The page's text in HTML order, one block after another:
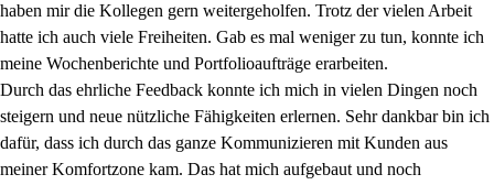
haben mir die Kollegen gern weitergeholfen. Trotz der vielen Arbeit
hatte ich auch viele Freiheiten. Gab es mal weniger zu tun, konnte ich
meine Wochenberichte und Portfolioaufträge erarbeiten.
Durch das ehrliche Feedback konnte ich mich in vielen Dingen noch
steigern und neue nützliche Fähigkeiten erlernen. Sehr dankbar bin ich
dafür, dass ich durch das ganze Kommunizieren mit Kunden aus
meiner Komfortzone kam. Das hat mich aufgebaut und noch